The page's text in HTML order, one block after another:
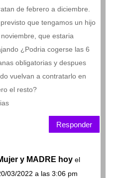
de febrero a diciembre.
que tengamos un hijo
que estaria
¿Podria cogerse las 6
obligatorias y despues
vuelvan a contratarlo en
el resto?
Responder
y MADRE hoy el
03/2022 a las 3:06 pm